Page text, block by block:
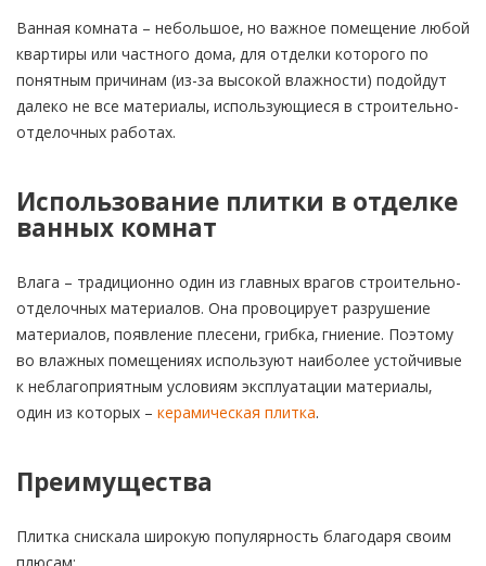
Ванная комната – небольшое, но важное помещение любой
квартиры или частного дома, для отделки которого по
понятным причинам (из-за высокой влажности) подойдут
далеко не все материалы, использующиеся в строительно-
отделочных работах.
Использование плитки в отделке
ванных комнат
Влага – традиционно один из главных врагов строительно-
отделочных материалов. Она провоцирует разрушение
материалов, появление плесени, грибка, гниение. Поэтому
во влажных помещениях используют наиболее устойчивые
к неблагоприятным условиям эксплуатации материалы,
один из которых – керамическая плитка.
Преимущества
Плитка снискала широкую популярность благодаря своим